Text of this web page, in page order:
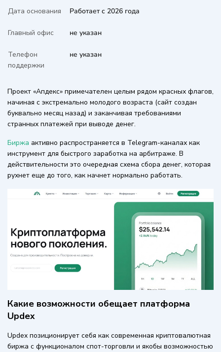
Дата основания Работает с 2026 года
Главный офис не указан
Телефон
поддержки
не указан
Проект «Апдекс» примечателен целым рядом красных флагов,
начиная с экстремально молодого возраста (сайт создан
буквально месяц назад) и заканчивая требованиями
странных платежей при выводе денег.
Биржа активно распространяется в Telegram-каналах как
инструмент для быстрого заработка на арбитраже. В
действительности это очередная схема сбора денег, которая
рухнет еще до того, как начнет нормально работать.
Какие возможности обещает платформа
Updex
Updex позиционирует себя как современная криптовалютная
биржа с функционалом спот-торговли и якобы возможностью